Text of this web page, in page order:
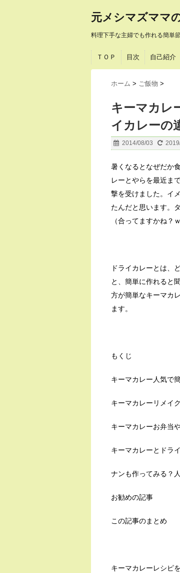
元メシマズママ
料理下手な主婦でも作れる簡単
ＴＯＰ 目次 自己紹介
ホーム > ご飯物 >
キーマカレ
イカレーの
2014/08/03
暑くなるとなぜだか
レーとやらを最近ま
撃を受けました。イ
たんだと思います。
（合ってますかね？ｗ
ドライカレーとは、
と、簡単に作れると
方が簡単なキーマカ
ます。
もくじ
キーマカレー人気で
キーマカレーリメイク
キーマカレーお弁当
キーマカレーとドラ
ナンも作ってみる？
お勧めの記事
この記事のまとめ
キーマカレーレシピ